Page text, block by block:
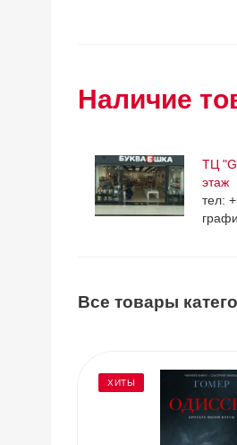
Наличие
ТЦ
этаж
тел:
Все товары
ХИТЫ